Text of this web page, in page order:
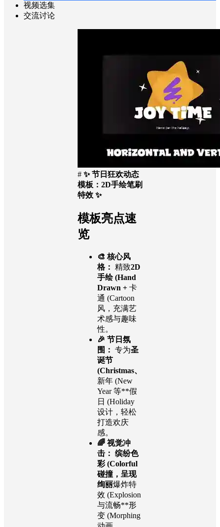
视频选集
交流讨论
# ✨ 节日狂欢动态
模板：2D手绘笔刷
特效 ✨
模板亮点速
览
🎨 核心风
格： 精致2D
手绘 (Hand
Drawn + 卡
通 (Cartoon
风，充满艺
术感与趣味
性。
🎉 节日氛
围： 专为圣
诞节
(Christmas、
新年 (New
Year 等**假
日 (Holiday
设计，轻松
打造欢庆
感。
🌈 视觉冲
击： 缤纷色
彩 (Colorful
碰撞，呈现
绚丽爆炸特
效 (Explosion
与流畅**形
变 (Morphing